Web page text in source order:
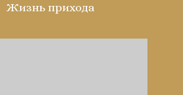
Жизнь прихода